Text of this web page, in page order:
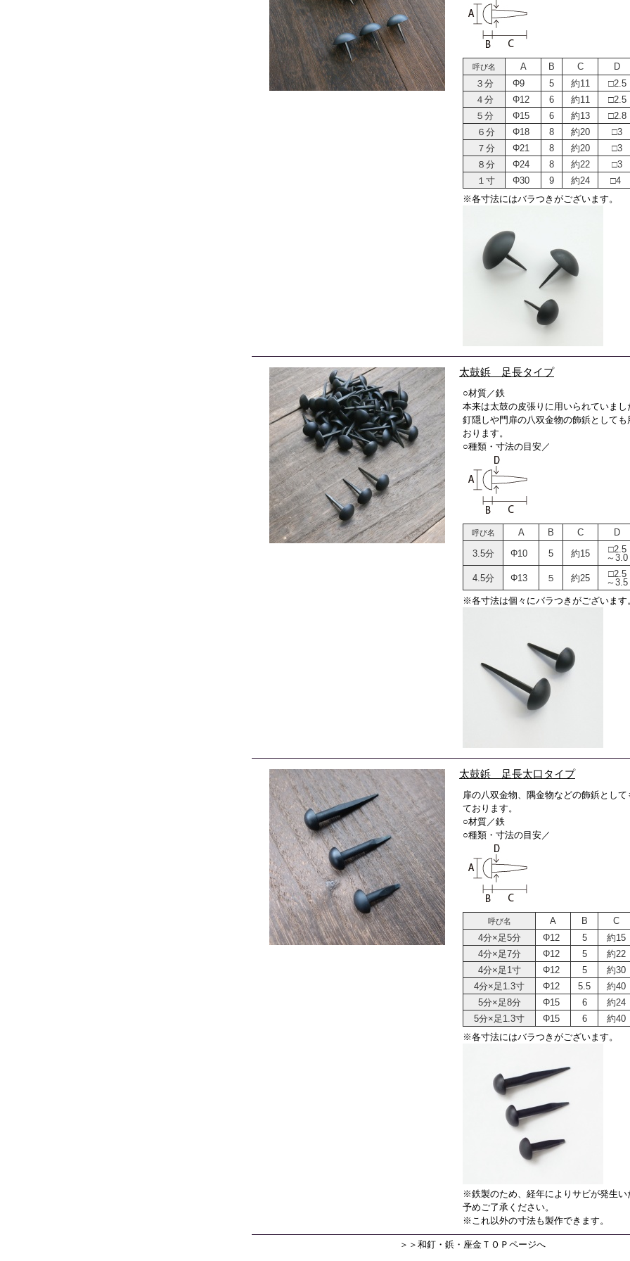
呼び名 A B C
D
３分
Φ9 5 約11
□2.5
４分
Φ12 6 約11
□2.5
５分
Φ15 6 約13
□2.8
６分
Φ18 8 約20
□3
７分
Φ21 8 約20
□3
８分
Φ24 8 約22
□3
１寸
Φ30 9 約24
□4
※各寸法にはバラつきがございます。
太鼓鋲 足長タイプ
○材質／鉄
本来は太鼓の皮張りに用いられていまし
釘隠しや門扉の八双金物の飾鋲としても
おります。
○種類・寸法の目安／
呼び名 A B C
D
3.5分
Φ10 5 約15
□2.5
～3.0
4.5分
Φ13 ５ 約25
□2.5
～3.5
※各寸法は個々にバラつきがございます
太鼓鋲 足長太口タイプ
扉の八双金物、隅金物などの飾鋲として
ております。
○材質／鉄
○種類・寸法の目安／
呼び名 A B C
4分×足5分
Φ12 5 約15
4分×足7分
Φ12 5 約22
4分×足1寸
Φ12 5 約30
4分×足1.3寸
Φ12 5.5 約40
5分×足8分
Φ15 6 約24
5分×足1.3寸
Φ15 6 約40
※各寸法にはバラつきがございます。
※鉄製のため、経年によりサビが発生い
予めご了承ください。
※これ以外の寸法も製作できます。
＞＞和釘・鋲・座金ＴＯＰページへ